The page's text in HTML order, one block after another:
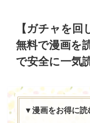
【 ガチャを回
無料で漫画を
で安全に一気
▼漫画をお得に